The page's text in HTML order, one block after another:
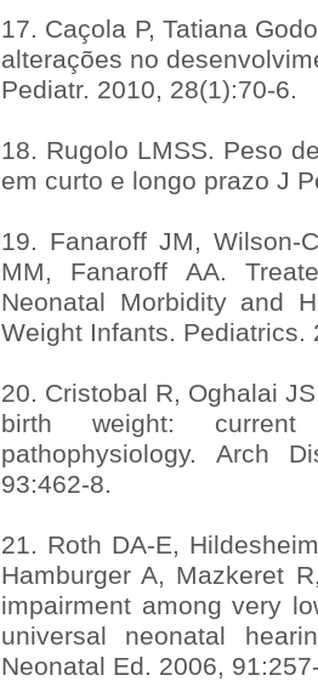
17. Caçola P, Tatiana
alterações no
Pediatr. 2010, 28(1):70-6.
18. Rugolo LMSS. Peso
em curto e longo prazo J
19. Fanaroff JM, Wilson-
MM, Fanaroff AA.
Neonatal Morbidity and
Weight Infants. Pediatrics.
20. Cristobal R, Oghalai
birth weight:
pathophysiology. Arch
93:462-8.
21. Roth DA-E,
Hamburger A, Mazkeret
impairment among very
universal neonatal
Neonatal Ed. 2006,